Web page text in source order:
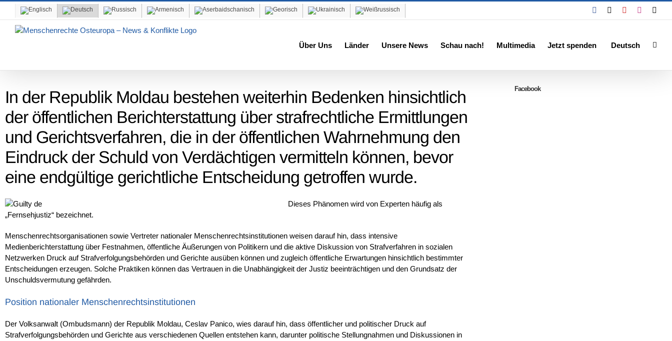
content
Facebook YouTubeInstagram
Über Uns Länder Unsere News Schau nach! Multimedia Jetzt spenden Deutsch
In der Republik Moldau bestehen weiterhin Bedenken hinsichtlich
der öffentlichen Berichterstattung über strafrechtliche Ermittlungen
und Gerichtsverfahren, die in der öffentlichen Wahrnehmung den
Eindruck der Schuld von Verdächtigen vermitteln können, bevor
eine endgültige gerichtliche Entscheidung getroffen wurde.
Dieses Phänomen wird von Experten häufig als
„Fernsehjustiz“ bezeichnet.
Menschenrechtsorganisationen sowie Vertreter nationaler Menschenrechtsinstitutionen weisen darauf hin, dass intensive
Medienberichterstattung über Festnahmen, öffentliche Äußerungen von Politikern und die aktive Diskussion von Strafverfahren in sozialen
Netzwerken Druck auf Strafverfolgungsbehörden und Gerichte ausüben können und zugleich öffentliche Erwartungen hinsichtlich bestimmter
Entscheidungen erzeugen. Solche Praktiken können das Vertrauen in die Unabhängigkeit der Justiz beeinträchtigen und den Grundsatz der
Unschuldsvermutung gefährden.
Position nationaler Menschenrechtsinstitutionen
Der Volksanwalt (Ombudsmann) der Republik Moldau, Ceslav Panico, wies darauf hin, dass öffentlicher und politischer Druck auf
Strafverfolgungsbehörden und Gerichte aus verschiedenen Quellen entstehen kann, darunter politische Stellungnahmen und Diskussionen in
Facebook